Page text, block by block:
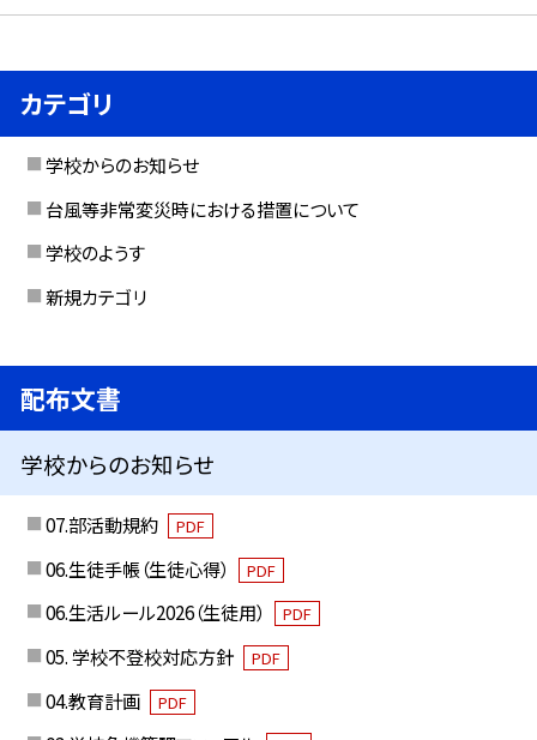
カテゴリ
学校からのお知らせ
台風等非常変災時における措置について
学校のようす
新規カテゴリ
配布文書
学校からのお知らせ
07.部活動規約 PDF
06.生徒手帳（生徒心得） PDF
06.生活ルール2026（生徒用） PDF
05. 学校不登校対応方針 PDF
04.教育計画 PDF